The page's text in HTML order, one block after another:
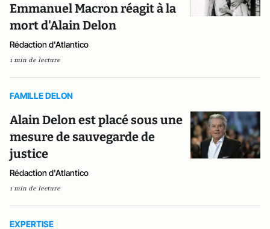
Emmanuel Macron réagit à la
mort d'Alain Delon
Rédaction d'Atlantico
1 min de lecture
FAMILLE DELON
Alain Delon est placé sous une
mesure de sauvegarde de
justice
Rédaction d'Atlantico
1 min de lecture
EXPERTISE